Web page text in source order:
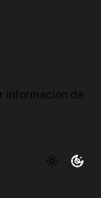
informacion de